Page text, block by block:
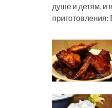
душе и детям, и